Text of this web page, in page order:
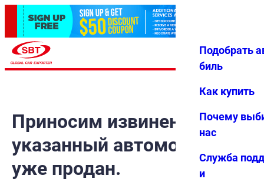
Избранн
Меню
Подобрать
биль
Как купить
Почему
нас
Служба
и
Приносим извинения, но
указанный автомобиль
уже продан.